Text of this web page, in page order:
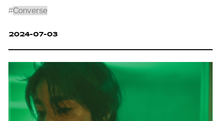
#Converse
2024-07-03